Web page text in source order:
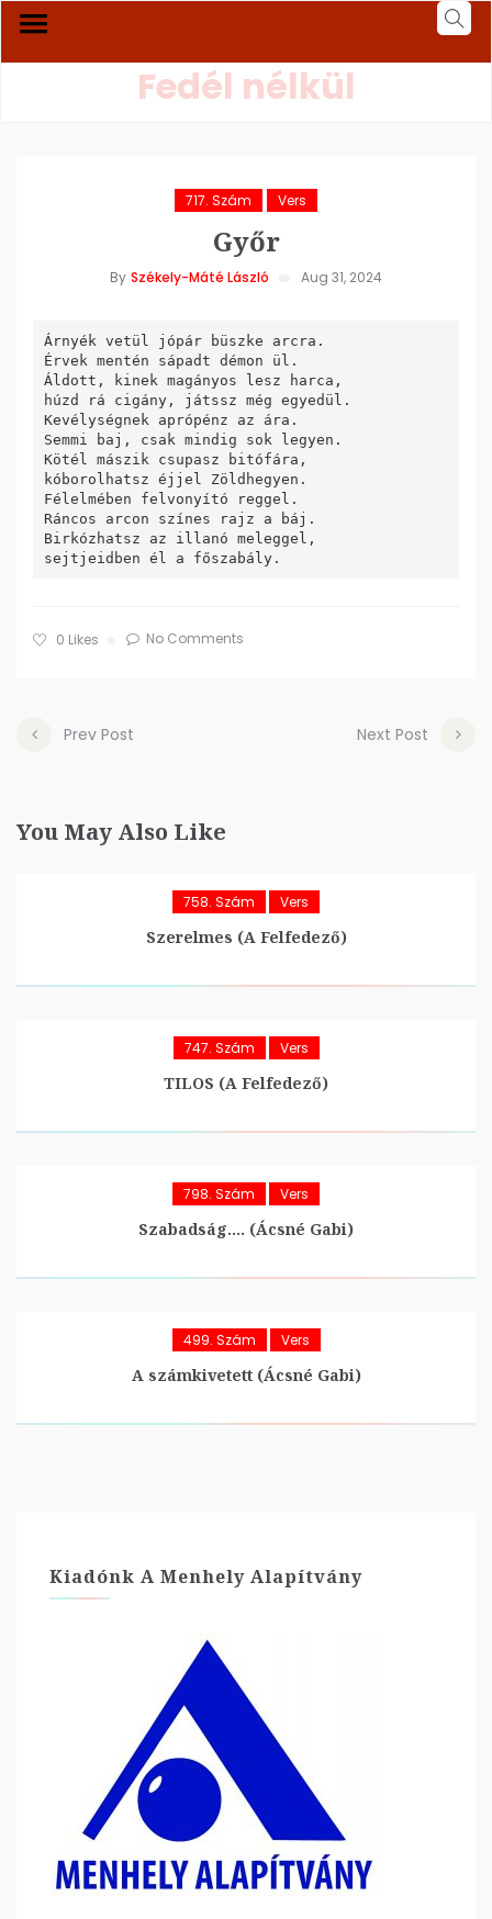
Fedél nélkül
717. Szám Vers
Győr
By Székely-Máté László Aug 31, 2024
Árnyék vetül jópár büszke arcra.
Érvek mentén sápadt démon ül.
Áldott, kinek magányos lesz harca,
húzd rá cigány, játssz még egyedül.
Kevélységnek aprópénz az ára.
Semmi baj, csak mindig sok legyen.
Kötél mászik csupasz bitófára,
kóborolhatsz éjjel Zöldhegyen.
Félelmében felvonyító reggel.
Ráncos arcon színes rajz a báj.
Birkózhatsz az illanó meleggel,
sejtjeidben él a főszabály.
0 Likes No Comments
Prev Post Next Post
You May Also Like
758. Szám Vers
Szerelmes (A Felfedező)
747. Szám Vers
TILOS (A Felfedező)
798. Szám Vers
Szabadság…. (Ácsné Gabi)
499. Szám Vers
A számkivetett (Ácsné Gabi)
Kiadónk A Menhely Alapítvány